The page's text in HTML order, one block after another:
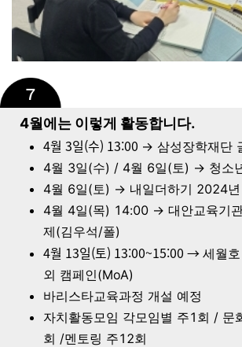
4월에는 이렇게 활동합니다.
4월 3일(수) 13:00 → 삼성장학재단
4월 3일(수) / 4월 6일(토) → 청소
4월 6일(토) → 내일더하기 2024
4월 4일(목) 14:00 → 대안교육기
제(김우석/폴)
4월 13일(토) 13:00~15:00 → 세월
외 캠페인(MoA)
바리스타교육과정 개설 예정
자치활동모임 각모임별 주1회 / 문
회 /멘토링 주12회